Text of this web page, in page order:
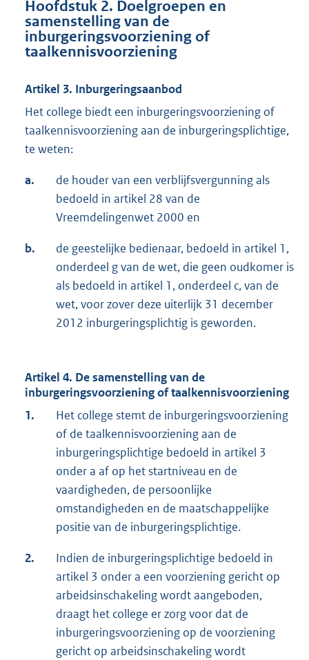
Hoofdstuk 2. Doelgroepen en
samenstelling van de
inburgeringsvoorziening of
taalkennisvoorziening
Artikel 3. Inburgeringsaanbod
Het college biedt een inburgeringsvoorziening of
taalkennisvoorziening aan de inburgeringsplichtige,
te weten:
a.
de houder van een verblijfsvergunning als
bedoeld in artikel 28 van de
Vreemdelingenwet 2000 en
b.
de geestelijke bedienaar, bedoeld in artikel 1,
onderdeel g van de wet, die geen oudkomer is
als bedoeld in artikel 1, onderdeel c, van de
wet, voor zover deze uiterlijk 31 december
2012 inburgeringsplichtig is geworden.
Artikel 4. De samenstelling van de
inburgeringsvoorziening of taalkennisvoorziening
1.
Het college stemt de inburgeringsvoorziening
of de taalkennisvoorziening aan de
inburgeringsplichtige bedoeld in artikel 3
onder a af op het startniveau en de
vaardigheden, de persoonlijke
omstandigheden en de maatschappelijke
positie van de inburgeringsplichtige.
2.
Indien de inburgeringsplichtige bedoeld in
artikel 3 onder a een voorziening gericht op
arbeidsinschakeling wordt aangeboden,
draagt het college er zorg voor dat de
inburgeringsvoorziening op de voorziening
gericht op arbeidsinschakeling wordt